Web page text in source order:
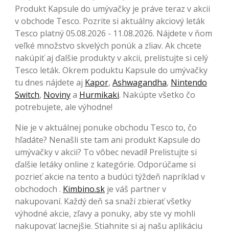
Produkt Kapsule do umývačky je práve teraz v akcii
v obchode Tesco. Pozrite si aktuálny akciový leták
Tesco platný 05.08.2026 - 11.08.2026. Nájdete v ňom
veľké množstvo skvelých ponúk a zliav. Ak chcete
nakúpiť aj ďalšie produkty v akcii, prelistujte si celý
Tesco leták. Okrem poduktu Kapsule do umývačky
tu dnes nájdete aj Kapor, Ashwagandha, Nintendo
Switch, Novinya Hurmikaki. Nakúpte všetko čo
potrebujete, ale výhodne!
Nie je v aktuálnej ponuke obchodu Tesco to, čo
hľadáte? Nenašli ste tam ani produkt Kapsule do
umývačky v akcii? To vôbec nevadí! Prelistujte si
ďalšie letáky online z kategórie. Odporúčame si
pozrieť akcie na tento a budúci týždeň napríklad v
obchodoch . Kimbino.sk je váš partner v
nakupovaní. Každý deň sa snaží zbierať všetky
výhodné akcie, zľavy a ponuky, aby ste vy mohli
nakupovať lacnejšie. Stiahnite si aj našu aplikáciu